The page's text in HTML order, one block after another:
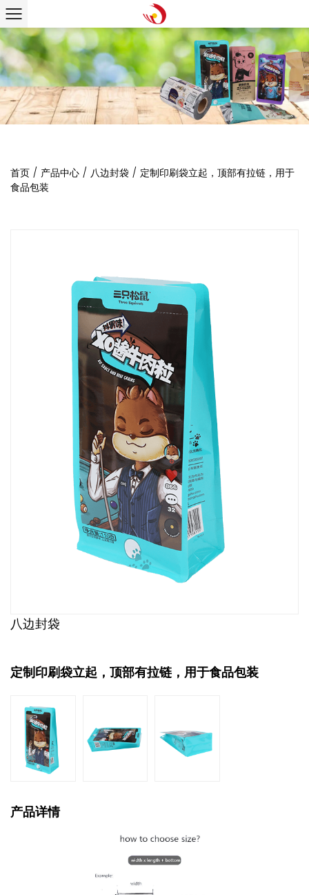
首页 / 产品中心 / 八边封袋 / 定制印刷袋立起，顶部有拉链，用于
食品包装
八边封袋
定制印刷袋立起，顶部有拉链，用于食品包装
产品详情